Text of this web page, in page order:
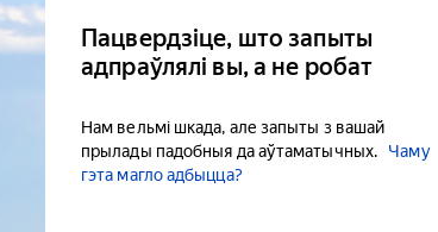
Пацвердзіце, што запыты
адпраўлялі вы, а не робат
Нам вельмі шкада, але запыты з вашай
прылады падобныя да аўтаматычных.
Чаму
гэта магло адбыцца?